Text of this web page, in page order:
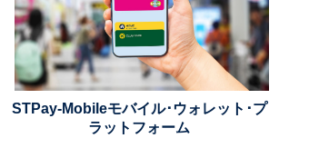
STPay-Mobileモバイル･ウォレット･プ
ラットフォーム